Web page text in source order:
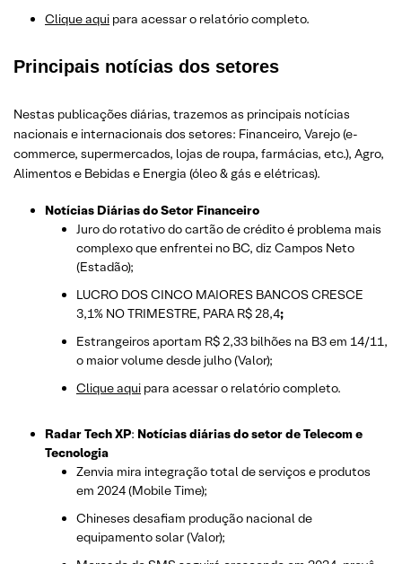
Clique aqui para acessar o relatório completo.
Principais notícias dos setores
Nestas publicações diárias, trazemos as principais notícias
nacionais e internacionais dos setores: Financeiro, Varejo(e-
commerce, supermercados, lojas de roupa, farmácias, etc.), Agro,
Alimentos e Bebidas e Energia (óleo & gás e elétricas).
Notícias Diárias do Setor Financeiro
Juro do rotativo do cartão de crédito é problema mais
complexo que enfrentei no BC, diz Campos Neto
(Estadão);
LUCRO DOS CINCO MAIORES BANCOS CRESCE
3,1% NO TRIMESTRE, PARA R$ 28,4;
Estrangeiros aportam R$ 2,33 bilhões na B3 em 14/11,
o maior volume desde julho (Valor);
Clique aqui para acessar o relatório completo.
Radar Tech XP: Notícias diárias do setor de Telecom e
Tecnologia
Zenvia mira integração total de serviços e produtos
em 2024 (Mobile Time);
Chineses desafiam produção nacional de
equipamento solar (Valor);